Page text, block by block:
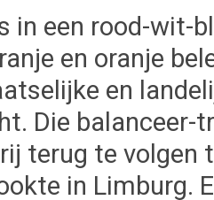
in een rood-wit-
en oranje
en
Die balanceer-
terug te volgen
in Limburg.